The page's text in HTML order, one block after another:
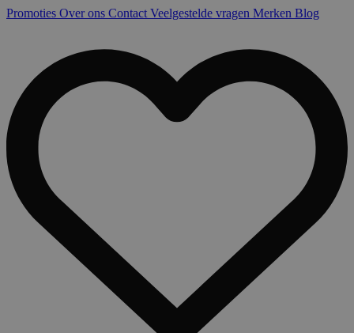
Promoties Over ons Contact Veelgestelde vragen Merken Blog